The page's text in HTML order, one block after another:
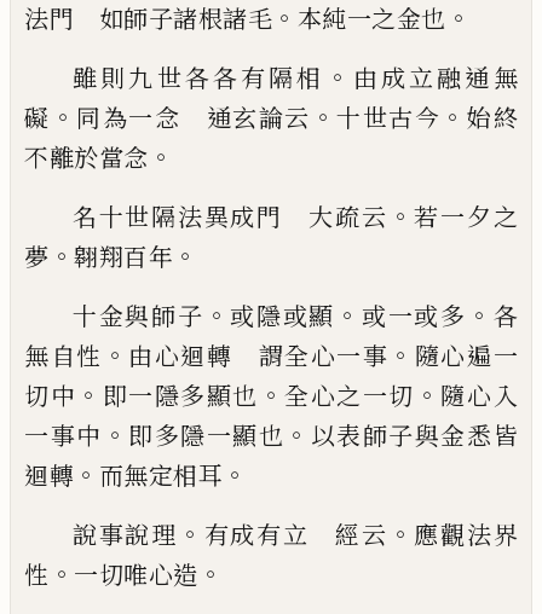
法門 如師子諸根諸毛 。 本純一之金也 。
雖則九世各各有隔相 。 由成立融通無
礙 。 同為一念 通玄論云 。十世古今 。始終
不離於當念 。
名十世隔法異成門 大疏云 。若一夕之
夢 。 翱翔百年 。
十金與師子 。 或隱或顯 。 或一或多 。 各
無自性 。 由心迴轉 謂全心一事 。 隨心遍一
切中 。 即一隱多顯也 。全心之一切 。 隨心入
一事中 。 即多隱一顯也 。 以表師子與金悉皆
迴轉 。 而無定相耳 。
說事說理 。 有成有立 經云 。 應觀法界
性 。 一切唯心造 。